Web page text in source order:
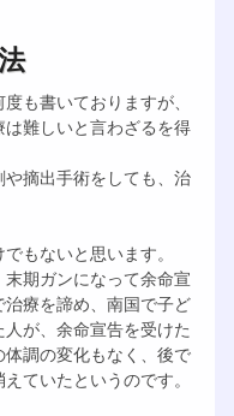
も書いておりますが、
難しいと言わざるを得
摘出手術をしても、治
もないと思います。
期ガンになって余命宣
療を諦め、南国で子ど
が、余命宣告を受けた
調の変化もなく、後で
ていたというのです。